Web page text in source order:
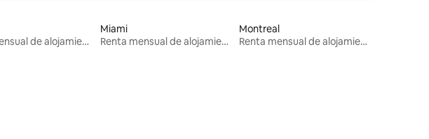
Renta mensual de alojamientos
Miami
Renta mensual de alojamientos
Montreal
Renta mensual de alojamientos